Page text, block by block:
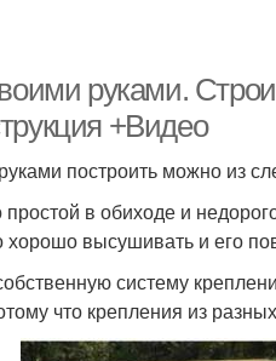
руками.
+Видео
построить можно из
в обиходе и
высушивать и его
систему
что крепления из